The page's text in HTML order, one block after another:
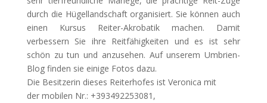
durch die Hügellandschaft organisiert. Sie können auch
einen Kursus Reiter-Akrobatik machen. Damit
verbessern Sie ihre Reitfähigkeiten und es ist sehr
schön zu tun und anzusehen. Auf unserem Umbrien-
Blog finden sie einige Fotos dazu.
Die Besitzerin dieses Reiterhofes ist Veronica mit
der mobilen Nr.: +393492253081,